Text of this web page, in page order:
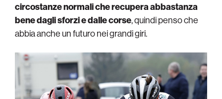
circostanze normali che recupera abbastanza
bene dagli sforzi e dalle corse, quindi penso che
abbia anche un futuro nei grandi giri.